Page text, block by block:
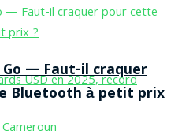
Go — Faut-il craquer
Bluetooth à petit prix